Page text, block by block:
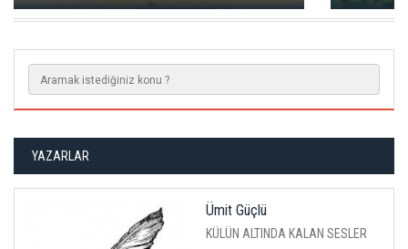
YAZARLAR
Ümit Güçlü
KÜLÜN ALTINDA KALAN SESLER